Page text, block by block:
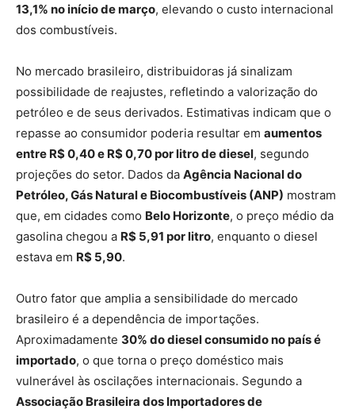
13,1% no início de março, elevando o custo internacional
dos combustíveis.
No mercado brasileiro, distribuidoras já sinalizam
possibilidade de reajustes, refletindo a valorização do
petróleo e de seus derivados. Estimativas indicam que o
repasse ao consumidor poderia resultar em aumentos
entre R$ 0,40 e R$ 0,70 por litro de diesel, segundo
projeções do setor. Dados da Agência Nacional do
Petróleo, Gás Natural e Biocombustíveis (ANP) mostram
que, em cidades como Belo Horizonte, o preço médio da
gasolina chegou a R$ 5,91 por litro, enquanto o diesel
estava em R$ 5,90.
Outro fator que amplia a sensibilidade do mercado
brasileiro é a dependência de importações.
Aproximadamente 30% do diesel consumido no país é
importado, o que torna o preço doméstico mais
vulnerável às oscilações internacionais. Segundo a
Associação Brasileira dos Importadores de